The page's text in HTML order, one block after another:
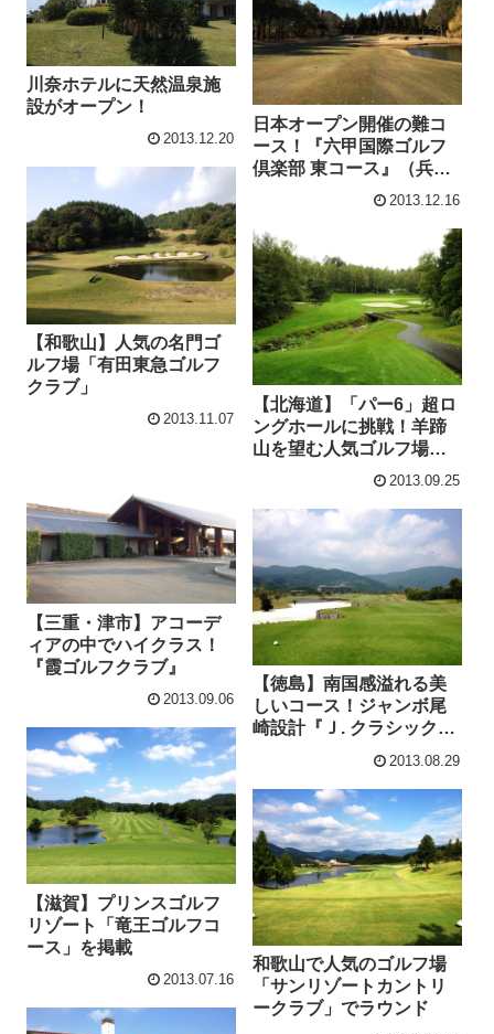
川奈ホテルに天然温泉施
設がオープン！
2013.12.20
日本オープン開催の難コ
ース！『六甲国際ゴルフ
倶楽部 東コース』（兵
庫・神戸市北区）
2013.12.16
【和歌山】人気の名門ゴ
ルフ場「有田東急ゴルフ
クラブ」
2013.11.07
【北海道】「パー6」超ロ
ングホールに挑戦！羊蹄
山を望む人気ゴルフ場
『ニセコビレッジゴルフ
2013.09.25
【三重・津市】アコーデ
ィアの中でハイクラス！
『霞ゴルフクラブ』
2013.09.06
【徳島】南国感溢れる美
しいコース！ジャンボ尾
崎設計『Ｊ. クラシックゴ
2013.08.29
【滋賀】プリンスゴルフ
リゾート「竜王ゴルフコ
ース」を掲載
2013.07.16
和歌山で人気のゴルフ場
「サンリゾートカントリ
ークラブ」でラウンド